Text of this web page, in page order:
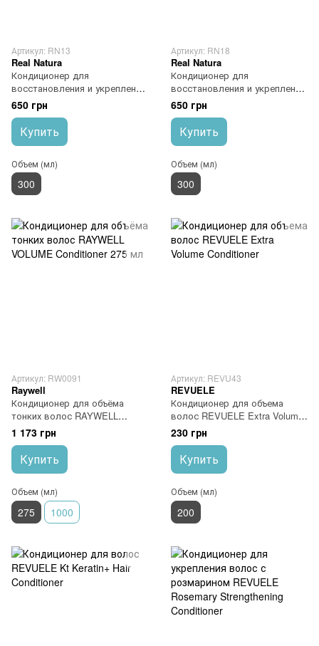
Артикул: RN13
Real Natura
Кондиционер для
восстановления и укрепления
волос Real Natura Pro-Bomba
Cafe Conditioner
650 грн
Купить
Объем (мл)
300
Артикул: RN18
Real Natura
Кондиционер для
восстановления и укрепления
ломких волос Real Natura Pro-
Forca Crina Conditioner
650 грн
Купить
Объем (мл)
300
Артикул: RW0091
Raywell
Кондиционер для объёма
тонких волос RAYWELL
VOLUME Conditioner 275 мл
1 173 грн
Купить
Объем (мл)
275 1000
Артикул: REVU43
REVUELE
Кондиционер для объема
волос REVUELE Extra Volume
Conditioner
230 грн
Купить
Объем (мл)
200